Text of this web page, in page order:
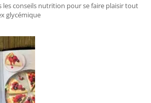
les conseils nutrition pour se faire plaisir tout
glycémique